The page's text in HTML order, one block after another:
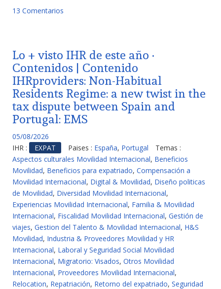
13 Comentarios
Lo + visto IHR de este año ·
Contenidos | Contenido
IHRproviders: Non-Habitual
Residents Regime: a new twist in the
tax dispute between Spain and
Portugal: EMS
05/08/2026
IHR :
EXPAT Paises : España, Portugal
Temas :
Aspectos culturales Movilidad Internacional, Beneficios
Movilidad, Beneficios para expatriado, Compensación a
Movilidad Internacional, Digital & Movilidad, Diseño politicas
de Movilidad, Diversidad Movilidad Internacional,
Experiencias Movilidad Internacional, Familia & Movilidad
Internacional, Fiscalidad Movilidad Internacional, Gestión de
viajes, Gestion del Talento & Movilidad Internacional, H&S
Movilidad, Industria & Proveedores Movilidad y HR
Internacional, Laboral y Seguridad Social Movilidad
Internacional, Migratorio: Visados, Otros Movilidad
Internacional, Proveedores Movilidad Internacional,
Relocation, Repatriación, Retorno del expatriado, Seguridad